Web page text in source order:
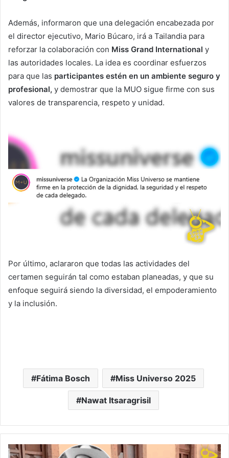
Además, informaron que una delegación encabezada por
el director ejecutivo, Mario Búcaro, irá a Tailandia para
reforzar la colaboración con Miss Grand International y
las autoridades locales. La idea es coordinar esfuerzos
para que las participantes estén en un ambiente seguro y
profesional, y demostrar que la MUO sigue firme con sus
valores de transparencia, respeto y unidad.
Por último, aclararon que todas las actividades del
certamen seguirán tal como estaban planeadas, y que su
enfoque seguirá siendo la diversidad, el empoderamiento
y la inclusión.
Fátima Bosch Miss Universo 2025
Nawat Itsaragrisil
#Michoacán